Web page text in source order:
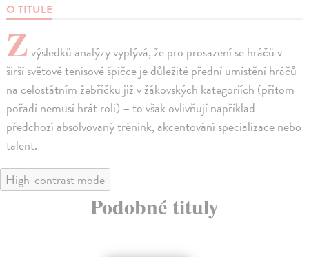
O TITULE
Zvýsledků analýzy vyplývá, že pro prosazení se hráčů v
širší světové tenisové špičce je důležité přední umístění hráčů
na celostátním žebříčku již v žákovských kategoriích (přitom
pořadí nemusí hrát roli) – to však ovlivňují například
předchozí absolvovaný trénink, akcentování specializace nebo
talent.
High-contrast mode
Podobné tituly